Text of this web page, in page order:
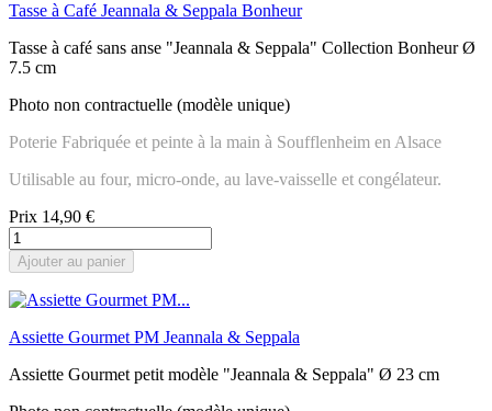
Tasse à Café Jeannala & Seppala Bonheur
Tasse à café sans anse "Jeannala & Seppala" Collection Bonheur Ø
7.5 cm
Photo non contractuelle (modèle unique)
Poterie Fabriquée et peinte à la main à Soufflenheim en Alsace
Utilisable au four, micro-onde, au lave-vaisselle et congélateur.
Prix 14,90 €
Ajouter au panier
Assiette Gourmet PM Jeannala & Seppala
Assiette Gourmet petit modèle "Jeannala & Seppala" Ø 23 cm